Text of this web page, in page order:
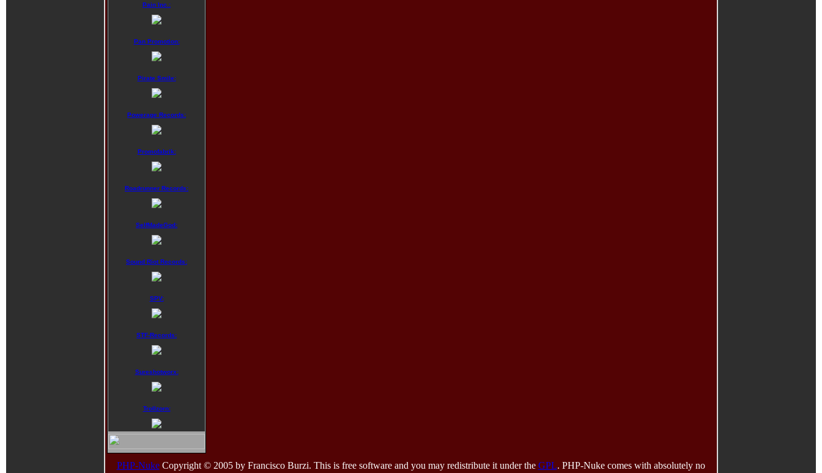
Pain Inc.:
Pan Promotion:
Pirate Smile:
Powerage Records:
Promofabrik:
Roadrunner Records:
SelfMadeGod:
Sound Riot Records:
SPV:
STF-Records:
Sureshotworx:
Trollzorn:
PHP-NukeCopyright © 2005 by Francisco Burzi. This is free software and you may redistribute it under the GPL. PHP-Nuke comes with absolutely no